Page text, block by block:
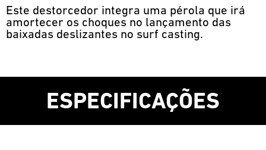
Este destorcedor integra uma pérola que irá
amortecer os choques no lançamento das
baixadas deslizantes no surf casting.
ESPECIFICAÇÕES